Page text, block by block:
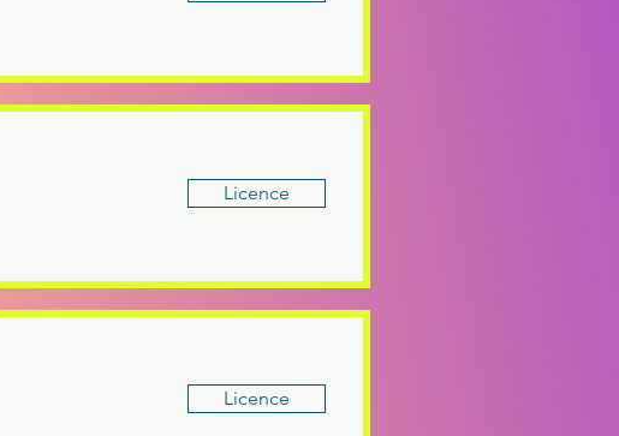
Licence
Licence